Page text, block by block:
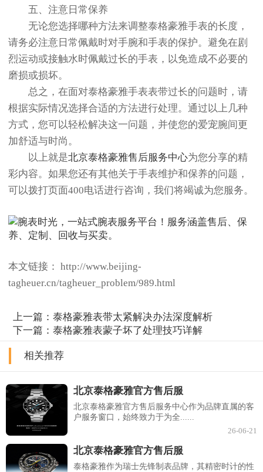
五、注意日常保养
无论您选择哪种方法来调整泰格豪雅手表的长度，
请务必注意日常佩戴时对手腕和手表的保护。避免在剧
烈运动或接触水时佩戴过长的手表，以免造成不必要的
磨损或损坏。
总之，在面对泰格豪雅手表表带过长的问题时，请
根据实际情况选择合适的方法进行处理。通过以上几种
方式，您可以轻松解决这一问题，并使您的爱宠腕间更
加舒适与时尚。
以上就是北京泰格豪雅售后服务中心为您分享的精
彩内容。如果您还有其他关于手表维护和保养的问题，
可以拨打页面400电话进行咨询，我们将竭诚为您服务。
本文链接： http://www.beijing-
tagheuer.cn/tagheuer_problem/989.html
上一篇：泰格豪雅表带太紧解决办法深度解析
下一篇：泰格豪雅表蒙子坏了处理技巧详解
相关推荐
北京泰格豪雅官方售后服
北京泰格豪雅官方售后服务中心作为品牌直属的客
户服务窗口，始终致力于为全......
26-06-21
北京泰格豪雅官方售后服
泰格豪雅作为瑞士先锋制表品牌，其精密时计的性